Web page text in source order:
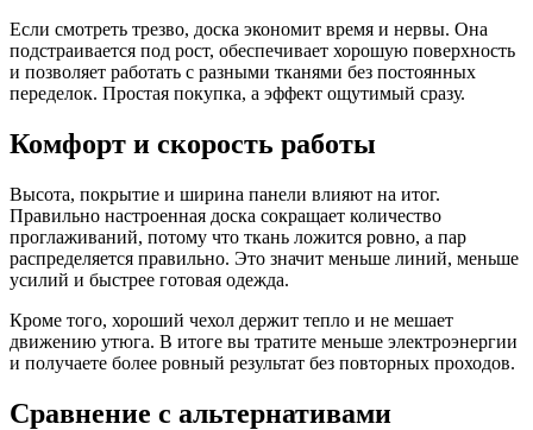
Если смотреть трезво, доска экономит время и нервы. Она
подстраивается под рост, обеспечивает хорошую поверхность
и позволяет работать с разными тканями без постоянных
переделок. Простая покупка, а эффект ощутимый сразу.
Комфорт и скорость работы
Высота, покрытие и ширина панели влияют на итог.
Правильно настроенная доска сокращает количество
проглаживаний, потому что ткань ложится ровно, а пар
распределяется правильно. Это значит меньше линий, меньше
усилий и быстрее готовая одежда.
Кроме того, хороший чехол держит тепло и не мешает
движению утюга. В итоге вы тратите меньше электроэнергии
и получаете более ровный результат без повторных проходов.
Сравнение с альтернативами